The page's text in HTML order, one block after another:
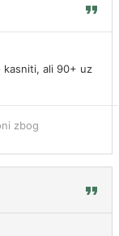
kasniti, ali 90+ uz
zbog